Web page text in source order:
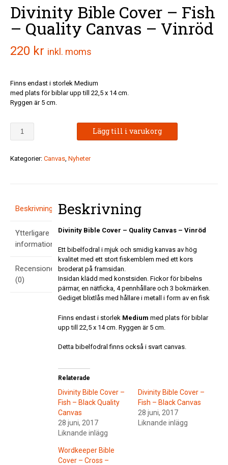
Divinity Bible Cover – Fish
– Quality Canvas – Vinröd
220 kr inkl. moms
Finns endast i storlek Medium
med plats för biblar upp till 22,5 x 14 cm.
Ryggen är 5 cm.
Bible
-
Vinröd
Lägg till i varukorg
Kategorier: Canvas Nyheter
Beskrivning
Ytterligare
information
Recensioner
(0)
Beskrivning
Divinity Bible Cover – Quality Canvas – Vinröd
Ett bibelfodral i mjuk och smidig kanvas av hög
kvalitet med ett stort fiskemblem med ett kors
broderat på framsidan.
Insidan klädd med konstsiden. Fickor för bibelns
pärmar, en nätficka, 4 pennhållare och 3 bokmärken.
Gediget blixtlås med hållare i metall i form av en fisk
Finns endast i storlek Medium med plats för biblar
upp till 22,5 x 14 cm. Ryggen är 5 cm.
Detta bibelfodral finns också i svart canvas.
Relaterade
Divinity Bible Cover –
Fish – Black Quality
Canvas
28 juni, 2017
Liknande inlägg
Divinity Bible Cover –
Fish – Black Canvas
28 juni, 2017
Liknande inlägg
Wordkeeper Bible
Cover – Cross –